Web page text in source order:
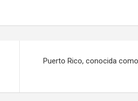
Puerto Rico, conocida